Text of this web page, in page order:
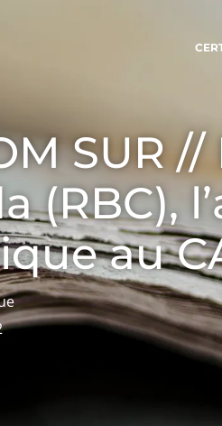
nous ?
NOS ENGAGEMENTS RSE
Agir via nos
Progresser avec
S’investir pour
Innover avec
SUR
(RBC),
au